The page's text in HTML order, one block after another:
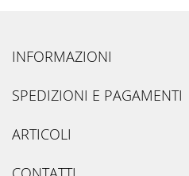
INFORMAZIONI
SPEDIZIONI E PAGAMENTI
ARTICOLI